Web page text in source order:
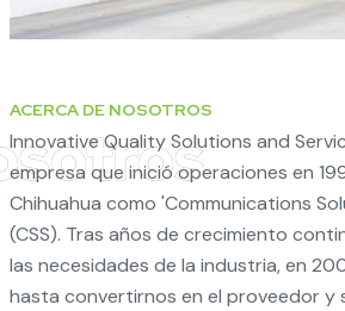
ACERCA DE NOSOTROS
Innovative Quality Solutions and
empresa que inició operaciones en
Chihuahua como 'Communications
(CSS). Tras años de crecimiento
las necesidades de la industria, en
hasta convertirnos en el proveedor y